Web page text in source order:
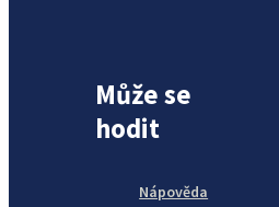
Může se
hodit
Nápověda